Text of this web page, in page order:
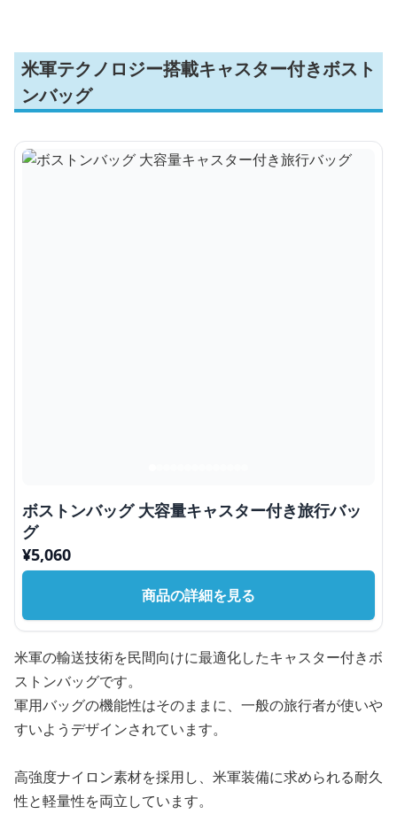
米軍テクノロジー搭載キャスター付きボスト
ンバッグ
ボストンバッグ 大容量キャスター付き旅行バッ
グ
¥5,060
商品の詳細を見る
米軍の輸送技術を民間向けに最適化したキャスター付きボ
ストンバッグです。
軍用バッグの機能性はそのままに、一般の旅行者が使いや
すいようデザインされています。
高強度ナイロン素材を採用し、米軍装備に求められる耐久
性と軽量性を両立しています。